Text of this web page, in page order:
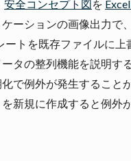
安全コンセプト図を
ーションの画像出力
ートを既存ファイルに
タの整列機能を説明す
で例外が発生すること
新規に作成すると例外